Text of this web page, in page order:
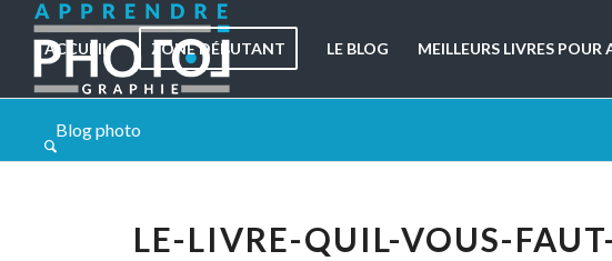
ACCUEIL ZONE DÉBUTANT LE BLOG MEILLEURS LIVRES
Blog photo
LE-LIVRE-QUIL-VOUS-